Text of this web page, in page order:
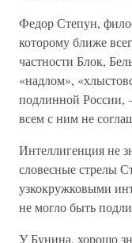
Федор Степун,
которому ближе
частности Блок,
«надлом»,
подлинной России,
всем с ним не
Интеллигенция не
словесные стрелы
узкокружковыми
не могло быть
У Бунина, хорошо